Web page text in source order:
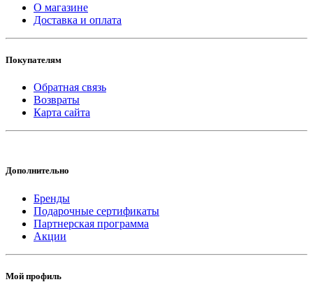
О магазине
Доставка и оплата
Покупателям
Обратная связь
Возвраты
Карта сайта
Дополнительно
Бренды
Подарочные сертификаты
Партнерская программа
Акции
Мой профиль